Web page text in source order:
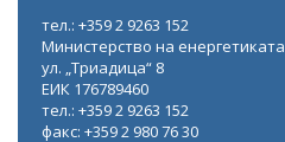
тел.: +359 2 9263 152
Министерство на енергетиката
ул. „Триадица“ 8
ЕИК 176789460
тел.: +359 2 9263 152
факс: +359 2 980 76 30